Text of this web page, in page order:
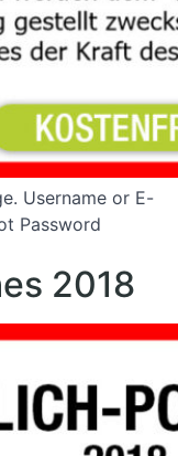
Username or E-
Password
2018